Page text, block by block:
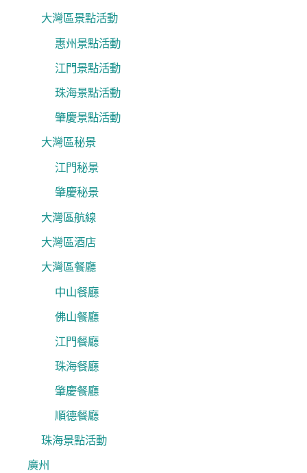
大灣區景點活動
惠州景點活動
江門景點活動
珠海景點活動
肇慶景點活動
大灣區秘景
江門秘景
肇慶秘景
大灣區航線
大灣區酒店
大灣區餐廳
中山餐廳
佛山餐廳
江門餐廳
珠海餐廳
肇慶餐廳
順德餐廳
珠海景點活動
廣州